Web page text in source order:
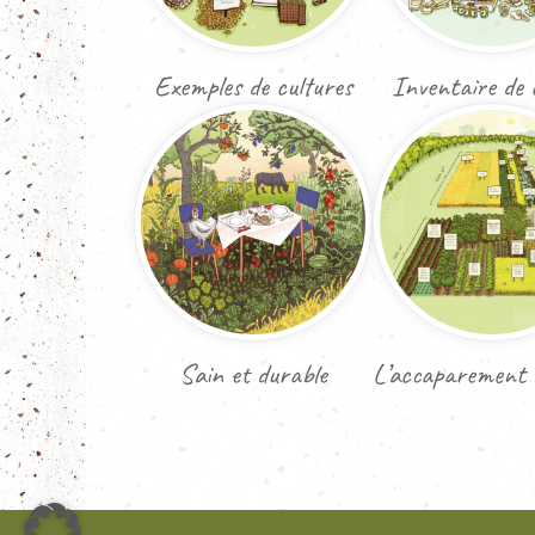
Exemples de cultures Inventaire de
Sain et durable